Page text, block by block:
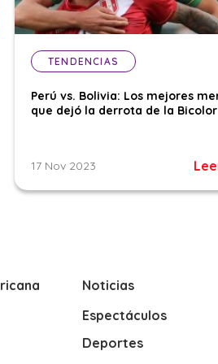
TENDENCIAS
Perú vs. Bolivia: Los mejores
que dejó la derrota de la Bicolor
17 Nov 2023
Noticias
Espectáculos
Deportes